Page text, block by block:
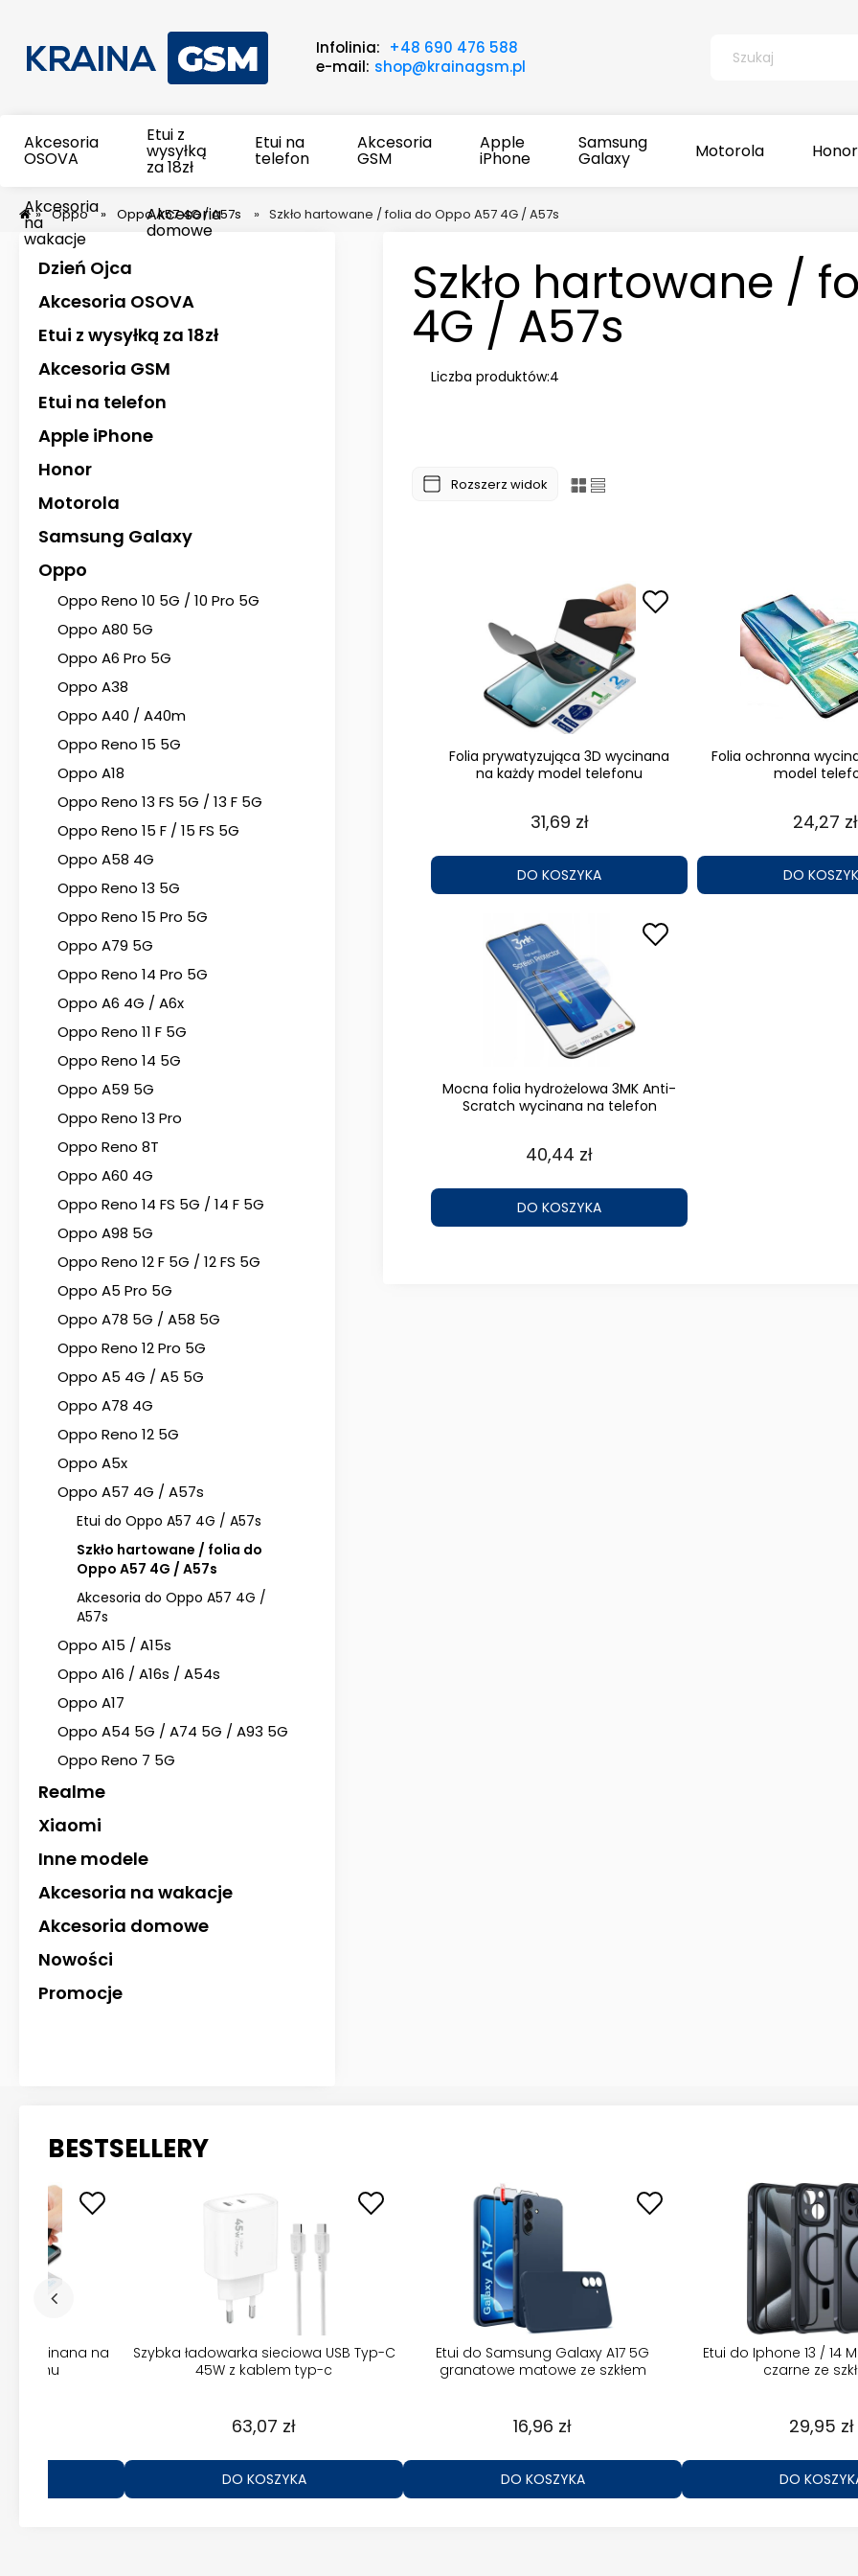
Infolinia: +48 690 476 588
e-mail: shop@krainagsm.pl
Akcesoria
OSOVA
Etui z
wysyłką
za 18zł
Etui na
telefon
Akcesoria
GSM
Apple
iPhone
Samsung
Galaxy Motorola Honor
Akcesoria
na
wakacje
Akcesoria
domowe
» Oppo » Oppo A57 4G / A57s » Szkło hartowane / folia do Oppo A57 4G / A57s
Dzień Ojca
Akcesoria OSOVA
Etui z wysyłką za 18zł
Akcesoria GSM
Etui na telefon
Apple iPhone
Honor
Motorola
Samsung Galaxy
Oppo
Oppo Reno 10 5G / 10 Pro 5G
Oppo A80 5G
Oppo A6 Pro 5G
Oppo A38
Oppo A40 / A40m
Oppo Reno 15 5G
Oppo A18
Oppo Reno 13 FS 5G / 13 F 5G
Oppo Reno 15 F / 15 FS 5G
Oppo A58 4G
Oppo Reno 13 5G
Oppo Reno 15 Pro 5G
Oppo A79 5G
Oppo Reno 14 Pro 5G
Oppo A6 4G / A6x
Oppo Reno 11 F 5G
Oppo Reno 14 5G
Oppo A59 5G
Oppo Reno 13 Pro
Oppo Reno 8T
Oppo A60 4G
Oppo Reno 14 FS 5G / 14 F 5G
Oppo A98 5G
Oppo Reno 12 F 5G / 12 FS 5G
Oppo A5 Pro 5G
Oppo A78 5G / A58 5G
Oppo Reno 12 Pro 5G
Oppo A5 4G / A5 5G
Oppo A78 4G
Oppo Reno 12 5G
Oppo A5x
Oppo A57 4G / A57s
Etui do Oppo A57 4G / A57s
Szkło hartowane / folia do
Oppo A57 4G / A57s
Akcesoria do Oppo A57 4G /
A57s
Oppo A15 / A15s
Oppo A16 / A16s / A54s
Oppo A17
Oppo A54 5G / A74 5G / A93 5G
Oppo Reno 7 5G
Realme
Xiaomi
Inne modele
Akcesoria na wakacje
Akcesoria domowe
Nowości
Promocje
Szkło hartowane /
4G / A57s
Liczba produktów:4
Rozszerz widok
Folia prywatyzująca 3D wycinana
na każdy model telefonu
31,69 zł
DO KOSZYKA
Folia ochronna
model
24,27 zł
DO
Mocna folia hydrożelowa 3MK Anti-
Scratch wycinana na telefon
40,44 zł
DO KOSZYKA
BESTSELLERY
wycinana na
Szybka ładowarka sieciowa USB Typ-C
45W z kablem typ-c
63,07 zł
DO KOSZYKA
Etui do Samsung Galaxy A17 5G
granatowe matowe ze szkłem
16,96 zł
DO KOSZYKA
Etui do Iphone 13 / 14
czarne ze
29,95 zł
DO